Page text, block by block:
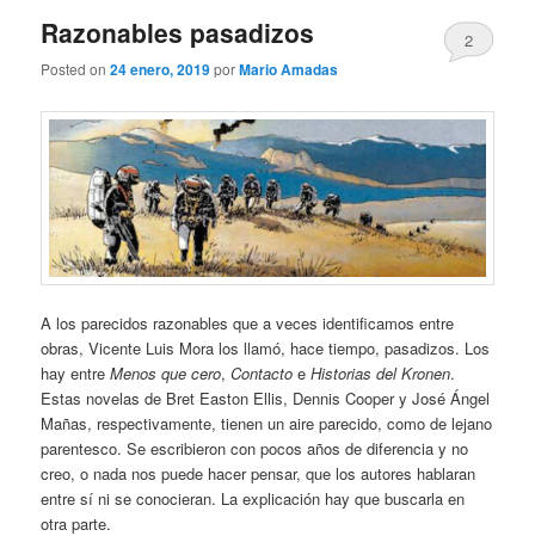
Razonables pasadizos
Posted on24 enero, 2019porMario Amadas
2
A los parecidos razonables que a veces identificamos entre
obras, Vicente Luis Mora los llamó, hace tiempo, pasadizos. Los
hay entreMenos que cero,Contacto eHistorias del Kronen.
Estas novelas de Bret Easton Ellis, Dennis Cooper y José Ángel
Mañas, respectivamente, tienen un aire parecido, como de lejano
parentesco. Se escribieron con pocos años de diferencia y no
creo, o nada nos puede hacer pensar, que los autores hablaran
entre sí ni se conocieran. La explicación hay que buscarla en
otra parte.